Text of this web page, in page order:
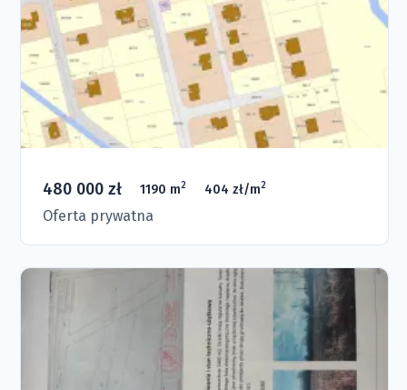
480 000 zł 1190 m2 404 zł/m2
Oferta prywatna